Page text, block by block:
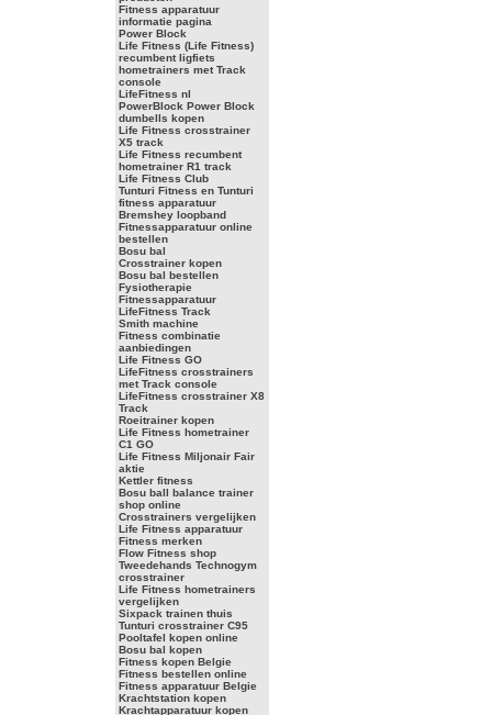
Fitness apparatuur
informatie pagina
Power Block
Life Fitness (Life Fitness)
recumbent ligfiets
hometrainers met Track
console
LifeFitness nl
PowerBlock Power Block
dumbells kopen
Life Fitness crosstrainer
X5 track
Life Fitness recumbent
hometrainer R1 track
Life Fitness Club
Tunturi Fitness en Tunturi
fitness apparatuur
Bremshey loopband
Fitnessapparatuur online
bestellen
Bosu bal
Crosstrainer kopen
Bosu bal bestellen
Fysiotherapie
Fitnessapparatuur
LifeFitness Track
Smith machine
Fitness combinatie
aanbiedingen
Life Fitness GO
LifeFitness crosstrainers
met Track console
LifeFitness crosstrainer X8
Track
Roeitrainer kopen
Life Fitness hometrainer
C1 GO
Life Fitness Miljonair Fair
aktie
Kettler fitness
Bosu ball balance trainer
shop online
Crosstrainers vergelijken
Life Fitness apparatuur
Fitness merken
Flow Fitness shop
Tweedehands Technogym
crosstrainer
Life Fitness hometrainers
vergelijken
Sixpack trainen thuis
Tunturi crosstrainer C95
Pooltafel kopen online
Bosu bal kopen
Fitness kopen Belgie
Fitness bestellen online
Fitness apparatuur Belgie
Krachtstation kopen
Krachtapparatuur kopen